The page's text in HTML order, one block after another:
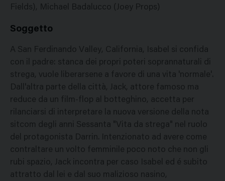
Fields), Michael Badalucco (Joey Props)
Soggetto
A San Ferdinando Valley, California, Isabel si confida
con il padre: stanca dei propri poteri soprannaturali di
strega, vuole liberarsene a favore di una vita 'normale'.
Dall'altra parte della città, Jack, attore famoso ma
reduce da un film-flop al botteghino, accetta per
rilanciarsi di interpretare la nuova versione della nota
sitcom degli anni Sessanta "Vita da strega" nel ruolo
del protagonista Darrin. Intenzionato ad avere come
contraltare un volto femminile poco noto che non gli
rubi spazio, Jack incontra per caso Isabel ed é subito
attratto dal lei e dal suo malizioso nasino,